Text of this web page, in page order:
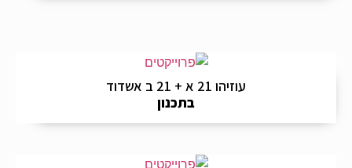
עוזיהו 21 א + 21 ב אשדוד
בתכנון